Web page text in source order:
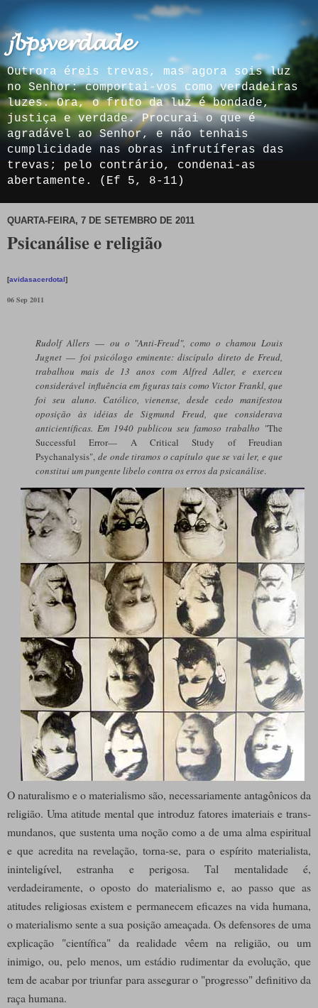
𝓳𝓫𝓹𝓼𝓿𝓮𝓻𝓭𝓪𝓭𝓮
Outrora éreis trevas, mas agora sois luz
no Senhor: comportai-vos como verdadeiras
luzes. Ora, o fruto da luz é bondade,
justiça e verdade. Procurai o que é
agradável ao Senhor, e não tenhais
cumplicidade nas obras infrutíferas das
trevas; pelo contrário, condenai-as
abertamente. (Ef 5, 8-11)
QUARTA-FEIRA, 7 DE SETEMBRO DE 2011
Psicanálise e religião
[avidasacerdotal]
06 Sep 2011
Rudolf Allers — ou o "Anti-Freud", como o chamou Louis
Jugnet— foi psicólogo eminente: discípulo direto de Freud,
trabalhou mais de 13 anos com Alfred Adler, e exerceu
considerável influência em figuras tais como Victor Frankl, que
foi seu aluno. Católico, vienense, desde cedo manifestou
oposição às idéias de Sigmund Freud, que considerava
anticientíficas. Em 1940 publicou seu famoso trabalho "The
Successful Error— A Critical Study of Freudian
Psychanalysis",de onde tiramos o capítulo que se vai ler, e que
constitui um pungente libelo contra os erros da psicanálise.
O naturalismo e o materialismo são, necessariamente antagônicos da
religião. Uma atitude mental que introduz fatores imateriais e trans-
mundanos, que sustenta uma noção como a de uma alma espiritual
e que acredita na revelação, torna-se, para o espírito materialista,
ininteligível, estranha e perigosa.Tal mentalidade é,
verdadeiramente, o oposto do materialismo e, ao passo que as
atitudes religiosas existem e permanecem eficazes na vida humana,
o materialismo sente a sua posição ameaçada. Os defensores de uma
explicação "científica" da realidade vêem na religião, ou um
inimigo, ou, pelo menos, um estádio rudimentar da evolução, que
tem de acabar por triunfar para assegurar o "progresso" definitivo da
raça humana.